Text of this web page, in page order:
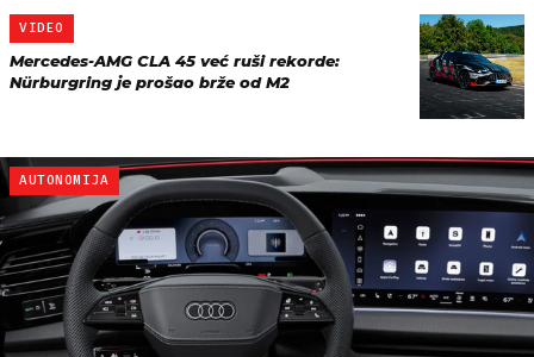
VIDEO
Mercedes-AMG CLA 45 već ruši rekorde:
Nürburgring je prošao brže od M2
AUTONOMIJA